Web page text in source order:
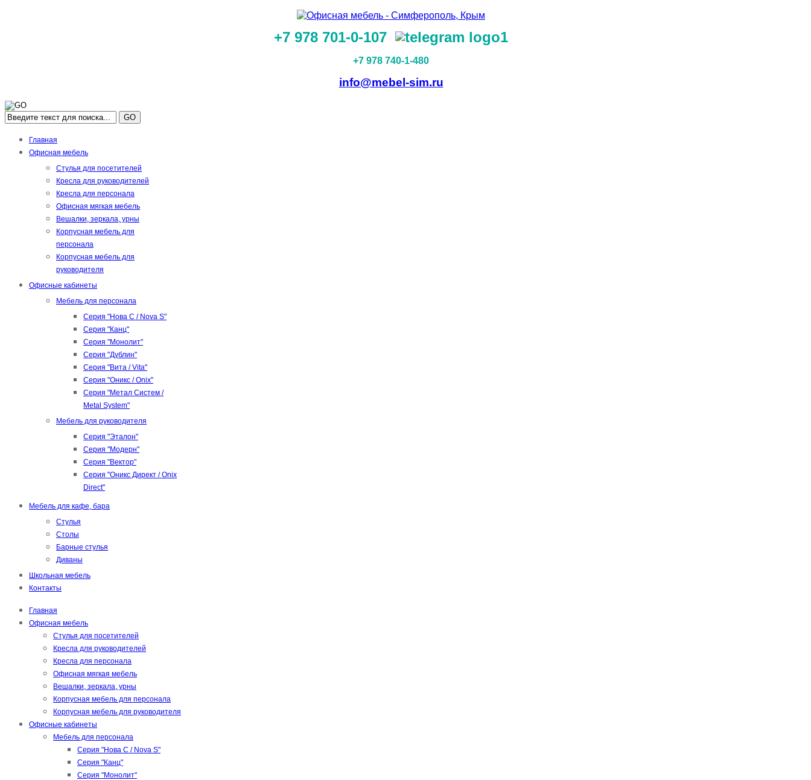
+7 978 701-0-107
+7 978 740-1-480
info@mebel-sim.ru
GO
Главная
Офисная мебель
Стулья для посетителей
Кресла для руководителей
Кресла для персонала
Офисная мягкая мебель
Вешалки, зеркала, урны
Корпусная мебель для
персонала
Корпусная мебель для
руководителя
Офисные кабинеты
Мебель для персонала
Серия "Нова С / Nova S"
Серия "Канц"
Серия "Монолит"
Серия "Дублин"
Серия "Вита / Vita"
Серия "Оникс / Onix"
Серия "Метал Систем /
Metal System"
Мебель для руководителя
Серия "Эталон"
Серия "Модерн"
Серия "Вектор"
Серия "Оникс Директ / Onix
Direct"
Мебель для кафе, бара
Стулья
Столы
Барные стулья
Диваны
Школьная мебель
Контакты
Главная
Офисная мебель
Стулья для посетителей
Кресла для руководителей
Кресла для персонала
Офисная мягкая мебель
Вешалки, зеркала, урны
Корпусная мебель для персонала
Корпусная мебель для руководителя
Офисные кабинеты
Мебель для персонала
Серия "Нова С / Nova S"
Серия "Канц"
Серия "Монолит"